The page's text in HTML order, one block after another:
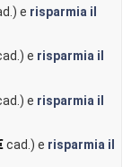
e risparmia il
e risparmia il
e risparmia il
cad.) e risparmia il